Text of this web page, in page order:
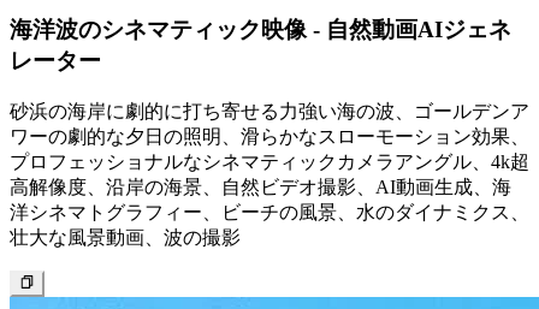
海洋波のシネマティック映像 - 自然動画AIジェネ
レーター
砂浜の海岸に劇的に打ち寄せる力強い海の波、ゴールデンア
ワーの劇的な夕日の照明、滑らかなスローモーション効果、
プロフェッショナルなシネマティックカメラアングル、4k超
高解像度、沿岸の海景、自然ビデオ撮影、AI動画生成、海
洋シネマトグラフィー、ビーチの風景、水のダイナミクス、
壮大な風景動画、波の撮影